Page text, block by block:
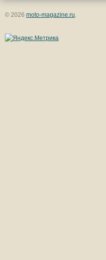
© 2026 moto-magazine.ru.